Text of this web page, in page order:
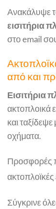
Ανακάλυψε
εισιτήρια
στο email
από και
Εισιτήρια
ακτοπλοικά
και
οχήματα.
Προσφορές
ακτοπλοϊκές
Σύγκρινε